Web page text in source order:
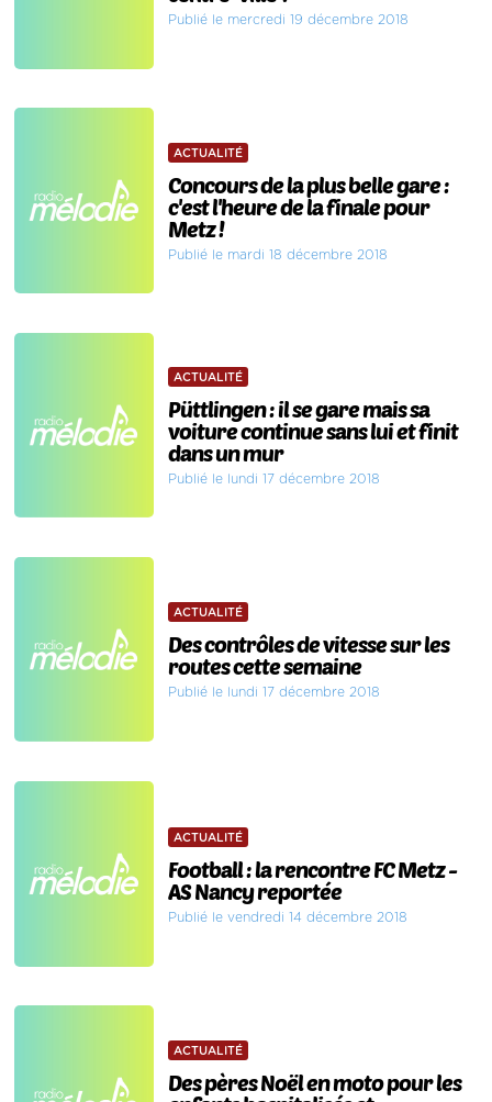
Publié le mercredi 19 décembre 2018
ACTUALITÉ
Concours de la plus belle gare :
c'est l'heure de la finale pour
Metz !
Publié le mardi 18 décembre 2018
ACTUALITÉ
Püttlingen : il se gare mais sa
voiture continue sans lui et finit
dans un mur
Publié le lundi 17 décembre 2018
ACTUALITÉ
Des contrôles de vitesse sur les
routes cette semaine
Publié le lundi 17 décembre 2018
ACTUALITÉ
Football : la rencontre FC Metz -
AS Nancy reportée
Publié le vendredi 14 décembre 2018
ACTUALITÉ
Des pères Noël en moto pour les